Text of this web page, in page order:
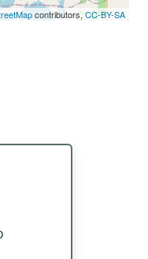
contributors, CC-BY-SA